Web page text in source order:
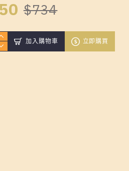
$734
加入購物車 立即購買